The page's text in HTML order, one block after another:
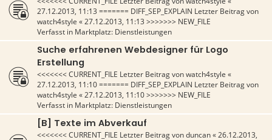
27.12.2013, 11:13 ======= DIFF_SEP_EXPLAIN Letzter Beitrag von
watch4style «27.12.2013, 11:13 >>>>>>> NEW_FILE
Verfasst in Marktplatz: Dienstleistungen
Suche erfahrenen Webdesigner für Logo
Erstellung
<<<<<<< CURRENT_FILE Letzter Beitrag vonwatch4style «
27.12.2013, 11:10======= DIFF_SEP_EXPLAIN Letzter Beitrag von
watch4style «27.12.2013, 11:10>>>>>>> NEW_FILE
Verfasst in Marktplatz: Dienstleistungen
[B] Texte im Abverkauf
<<<<<<< CURRENT_FILE Letzter Beitrag vonduncan«26.12.2013,